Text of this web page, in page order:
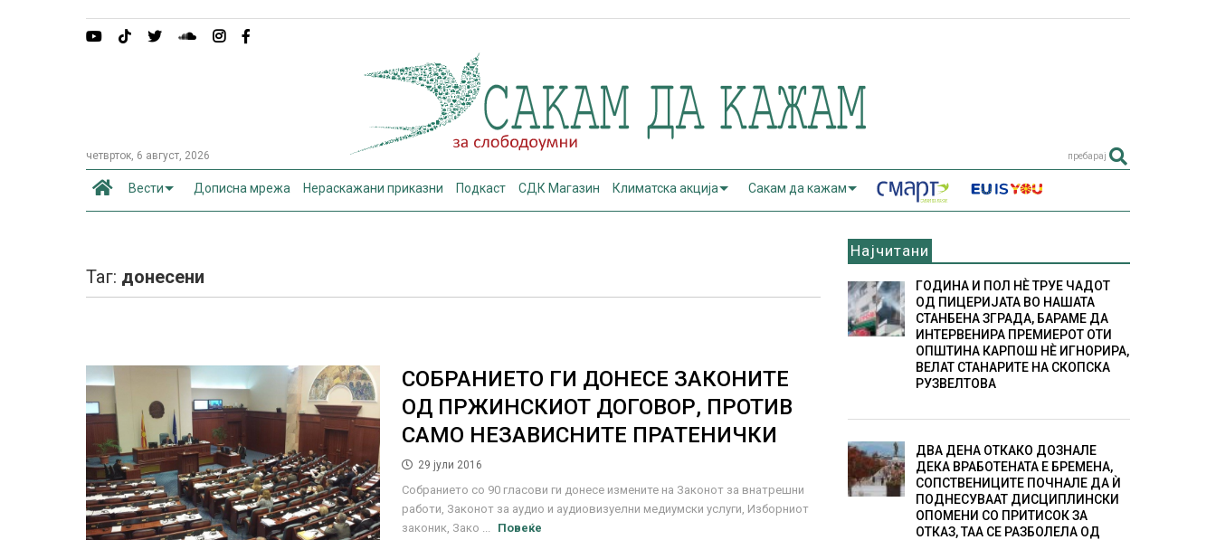
четврток, 6 август, 2026 пребарај
Вести Дописна мрежа Нераскажани приказни Подкаст СДК Магазин Климатска акција Сакам да кажам
Таг: донесени
СОБРАНИЕТО ГИ ДОНЕСЕ ЗАКОНИТЕ
ОД ПРЖИНСКИОТ ДОГОВОР, ПРОТИВ
САМО НЕЗАВИСНИТЕ ПРАТЕНИЧКИ
29 јули 2016
Собранието со 90 гласови ги донесе измените на Законот за внатрешни
работи, Законот за аудио и аудиовизуелни медиумски услуги, Изборниот
законик, Зако ...
Повеќе
Најчитани
ГОДИНА И ПОЛ НÈ ТРУЕ ЧАДОТ
ОД ПИЦЕРИЈАТА ВО НАШАТА
СТАНБЕНА ЗГРАДА, БАРАМЕ ДА
ИНТЕРВЕНИРА ПРЕМИЕРОТ ОТИ
ОПШТИНА КАРПОШ НÈ ИГНОРИРА,
ВЕЛАТ СТАНАРИТЕ НА СКОПСКА
РУЗВЕЛТОВА
ДВА ДЕНА ОТКАКО ДОЗНАЛЕ
ДЕКА ВРАБОТЕНАТА Е БРЕМЕНА,
СОПСТВЕНИЦИТЕ ПОЧНАЛЕ ДА Ѝ
ПОДНЕСУВААТ ДИСЦИПЛИНСКИ
ОПОМЕНИ СО ПРИТИСОК ЗА
ОТКАЗ, ТАА СЕ РАЗБОЛЕЛА ОД